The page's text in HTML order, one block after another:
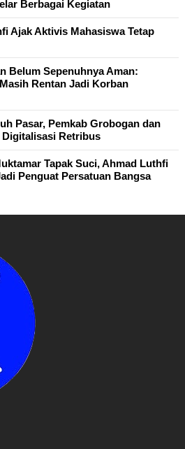
Berbagai Kegiatan
Ajak Aktivis Mahasiswa Tetap
Belum Sepenuhnya Aman:
Rentan Jadi Korban
Pasar, Pemkab Grobogan dan
Digitalisasi Retribus
Tapak Suci, Ahmad Luthfi
Penguat Persatuan Bangsa